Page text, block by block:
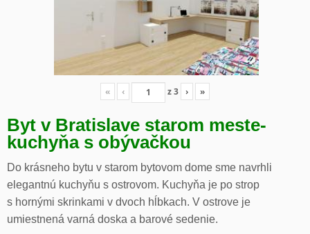
« ‹ z3 › »
Byt v Bratislave starom meste-
kuchyňa s obývačkou
Do krásneho bytu v starom bytovom dome sme navrhli
elegantnú kuchyňu s ostrovom. Kuchyňa je po strop
s hornými skrinkami v dvoch hĺbkach. V ostrove je
umiestnená varná doska a barové sedenie.